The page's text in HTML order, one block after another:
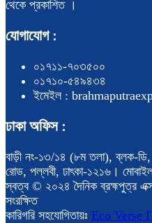
থেকে প্রকাশিত ।
যোগাযোগ :
০১৭১১-৭০৩৫০০
০১৭১০-৫৪৯৪৩৪
ইমেইল :
ঢাকা অফিস :
বাড়ী নং-১৩/১৪ (৮ম তলা), ব্লক-ডি,
রোড, পল্লবী, ঢাৎকা-১২১৬।
স্বত্ব © ২০২৪ দৈনিক ব্রহ্মপুত্র
সংরক্ষিত
কারিগরি সহযোগিতায়ঃ Eco Verse